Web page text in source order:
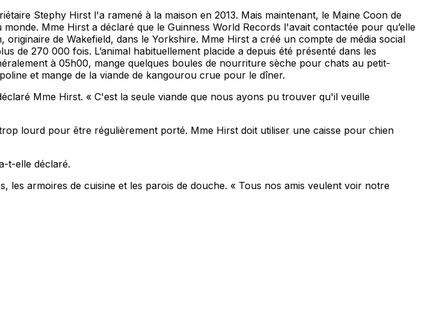
Stephy Hirst l'a ramené à la maison en 2013. Mais maintenant, le Maine Coon de
Mme Hirst a déclaré que le Guinness World Records l'avait contactée pour qu’elle
de Wakefield, dans le Yorkshire. Mme Hirst a créé un compte de média social
de 270 000 fois. L’animal habituellement placide a depuis été présenté dans les
à 05h00, mange quelques boules de nourriture sèche pour chats au petit-
et mange de la viande de kangourou crue pour le dîner.
Mme Hirst. « C'est la seule viande que nous ayons pu trouver qu'il veuille
lourd pour être régulièrement porté. Mme Hirst doit utiliser une caisse pour chien
t-elle déclaré.
armoires de cuisine et les parois de douche. « Tous nos amis veulent voir notre